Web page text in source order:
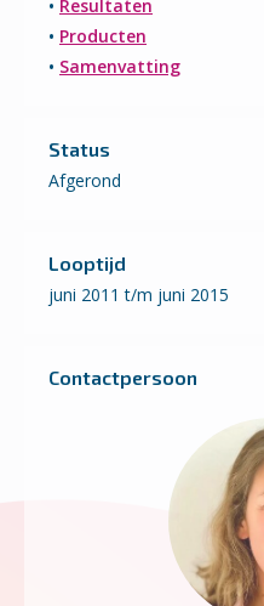
• Resultaten
• Producten
• Samenvatting
Status
Afgerond
Looptijd
juni 2011 t/m juni 2015
Contactpersoon